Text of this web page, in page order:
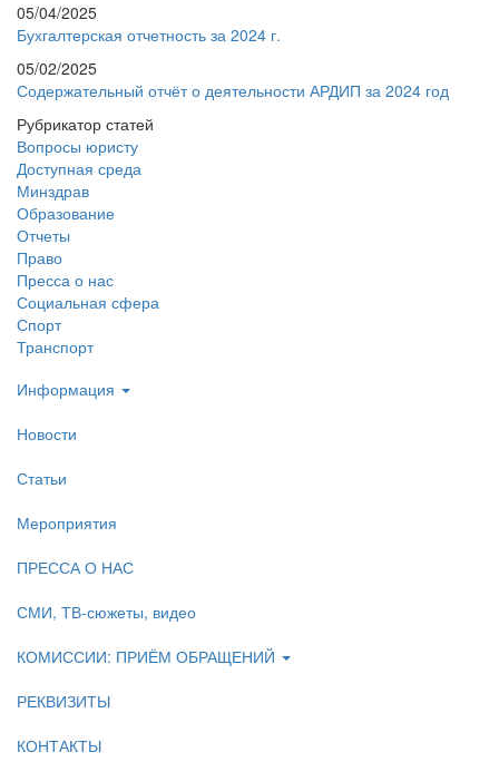
05/04/2025
Бухгалтерская отчетность за 2024 г.
05/02/2025
Содержательный отчёт о деятельности АРДИП за 2024 год
Рубрикатор статей
Вопросы юристу
Доступная среда
Минздрав
Образование
Отчеты
Право
Пресса о нас
Социальная сфера
Спорт
Транспорт
Информация
Новости
Статьи
Мероприятия
ПРЕССА О НАС
СМИ, ТВ-сюжеты, видео
КОМИССИИ: ПРИЁМ ОБРАЩЕНИЙ
РЕКВИЗИТЫ
КОНТАКТЫ